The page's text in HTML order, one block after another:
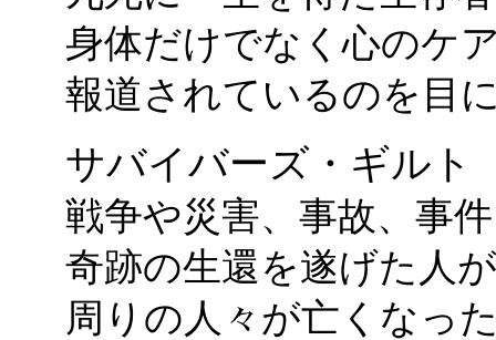
身体だけでなく心のケ
報道されているのを目
サバイバーズ・ギルト
戦争や災害、事故、事
奇跡の生還を遂げた人が
周りの人々が亡くなっ